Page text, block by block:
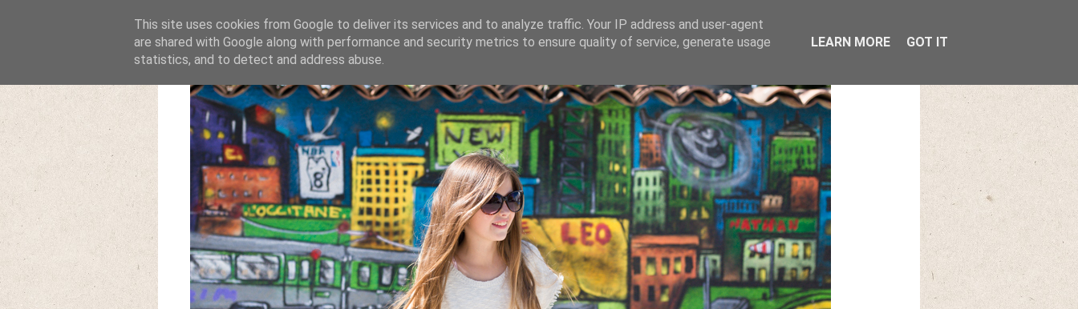
This site uses cookies from Google to deliver its services and to analyze traffic. Your IP address and user-agent
are shared with Google along with performance and security metrics to ensure quality of service, generate usage
statistics, and to detect and address abuse.
LEARN MORE GOT IT